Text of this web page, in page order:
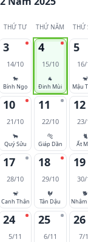
THỨ TƯ THỨ NĂM THỨ
3
14/10
🐎
Bính Ngọ
4
15/10
🐐
Đinh Mùi
5
🐒
Mậu
10
21/10
🐂
Quý Sửu
11
22/10
🐅
Giáp Dần
12
23/
🐈
Ất
17
28/10
🐒
Canh Thân
18
29/10
🐓
Tân Dậu
19
30/
🐕
Nhâm
24
5/11
25
6/11
26
7/